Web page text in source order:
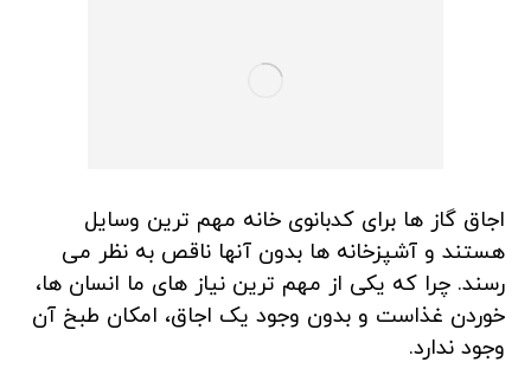
اجاق گاز ها برای کدبانوی خانه مهم ترین وسایل
هستند و آشپزخانه ها بدون آنها ناقص به نظر می
رسند. چرا که یکی از مهم ترین نیاز های ما انسان ها،
خوردن غذاست و بدون وجود یک اجاق، امکان طبخ آن
وجود ندارد.